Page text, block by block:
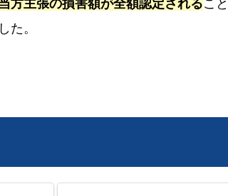
方主張の損害額が全額認定されること
た。